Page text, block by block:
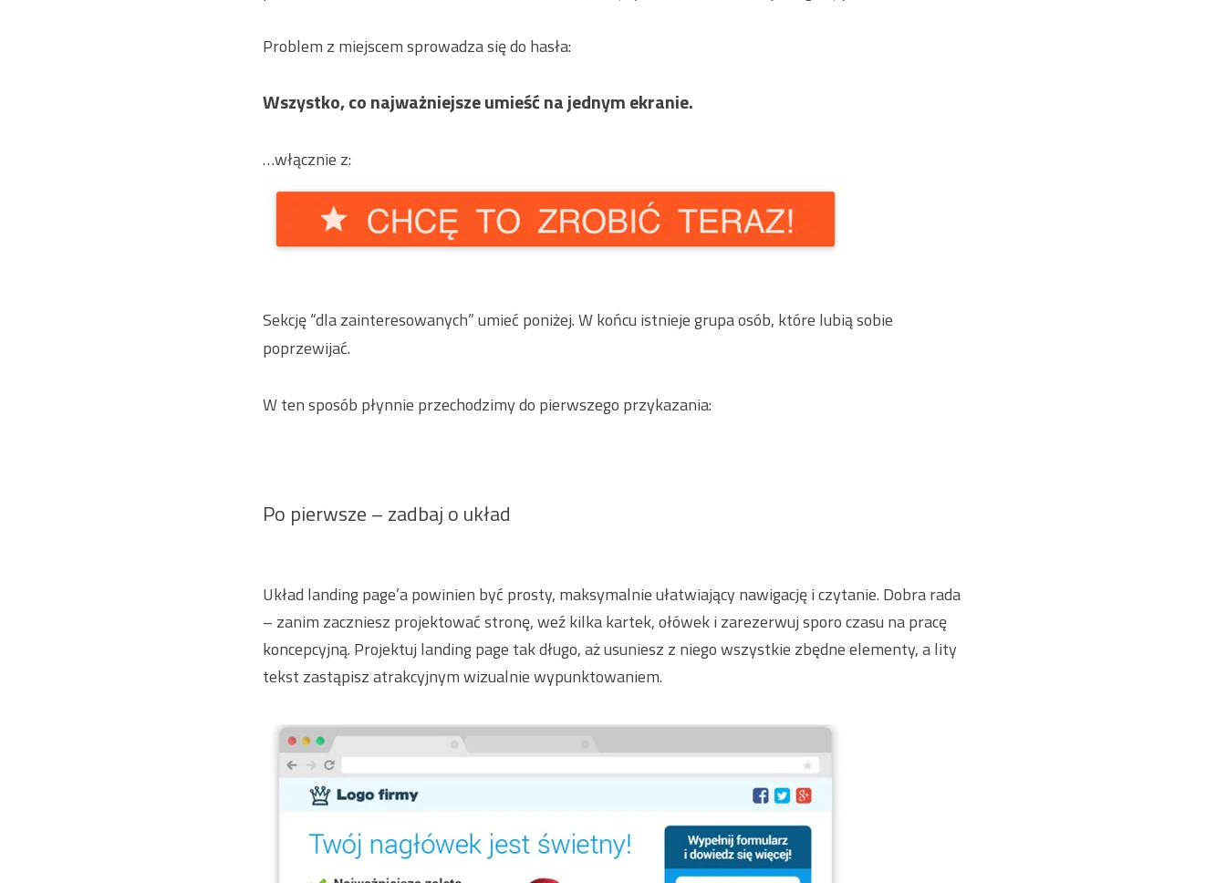
Problem z miejscem sprowadza się do hasła:
Wszystko, co najważniejsze umieść na jednym ekranie.
…włącznie z:
Sekcję “dla zainteresowanych” umieć poniżej. W końcu istnieje grupa osób, które lubią sobie
poprzewijać.
W ten sposób płynnie przechodzimy do pierwszego przykazania:
Po pierwsze – zadbaj o układ
Układ landing page’a powinien być prosty, maksymalnie ułatwiający nawigację i czytanie. Dobra rada
– zanim zaczniesz projektować stronę, weź kilka kartek, ołówek i zarezerwuj sporo czasu na pracę
koncepcyjną. Projektuj landing page tak długo, aż usuniesz z niego wszystkie zbędne elementy, a lity
tekst zastąpisz atrakcyjnym wizualnie wypunktowaniem.